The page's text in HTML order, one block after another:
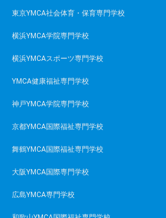
東京YMCA社会体育・保育専門学校
横浜YMCA学院専門学校
横浜YMCAスポーツ専門学校
YMCA健康福祉専門学校
神戸YMCA学院専門学校
京都YMCA国際福祉専門学校
舞鶴YMCA国際福祉専門学校
大阪YMCA国際専門学校
広島YMCA専門学校